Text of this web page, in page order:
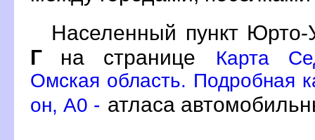
Населенный пункт Юрто-
Г на странице
Карта
Омская область. Подробная
он, A0 - атласа